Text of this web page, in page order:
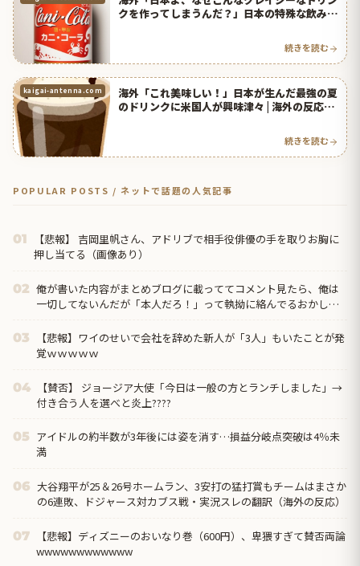
クを作ってしまうんだ？」日本の特殊な飲み物
続きを読む
kaigai-antenna.com
海外「これ美味しい！」日本が生んだ最強の夏
のドリンクに米国人が興味津々 | 海外の反応ア
続きを読む
POPULAR POSTS / ネットで話題の人気記事
01
【悲報】 吉岡里帆さん、アドリブで相手役俳優の手を取りお胸に
押し当てる（画像あり）
02 俺が書いた内容がまとめブログに載っててコメント見たら、俺は
一切してないんだが「本人だろ！」って執拗に絡んでるおかしな
03
【悲報】ワイのせいで会社を辞めた新人が「3人」もいたことが発
覚ｗｗｗｗｗ
04
【賛否】 ジョージア大使「今日は一般の方とランチしました」→
付き合う人を選べと炎上????
05 アイドルの約半数が3年後には姿を消す…損益分岐点突破は4％未
満
06 大谷翔平が25＆26号ホームラン、3安打の猛打賞もチームはまさか
の6連敗、ドジャース対カブス戦・実況スレの翻訳（海外の反応）
07
【悲報】ディズニーのおいなり巻（600円）、卑猥すぎて賛否両論
wwwwwwwwwwww